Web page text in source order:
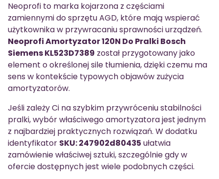
Neoprofi to marka kojarzona z częściami
zamiennymi do sprzętu AGD, które mają wspierać
użytkownika w przywracaniu sprawności urządzeń.
Neoprofi Amortyzator 120N Do Pralki Bosch
Siemens KL523D7389 został przygotowany jako
element o określonej sile tłumienia, dzięki czemu ma
sens w kontekście typowych objawów zużycia
amortyzatorów.
Jeśli zależy Ci na szybkim przywróceniu stabilności
pralki, wybór właściwego amortyzatora jest jednym
z najbardziej praktycznych rozwiązań. W dodatku
identyfikator SKU: 247902d80435 ułatwia
zamówienie właściwej sztuki, szczególnie gdy w
ofercie dostępnych jest wiele podobnych części.